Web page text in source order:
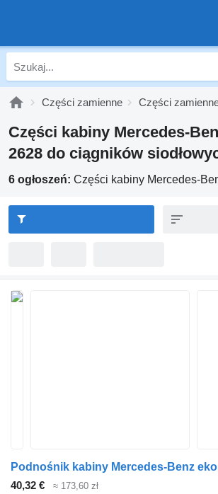
Części zamienne Części
Części kabiny Mercedes-
2628 do ciągników
6 ogłoszeń: Części kabiny Mercedes-
40,32 € ≈ 173,60 zł